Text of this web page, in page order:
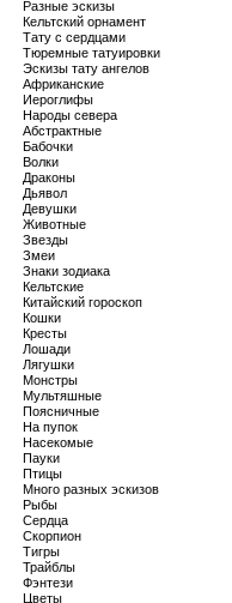
Разные эскизы
Кельтский орнамент
Тату с сердцами
Тюремные татуировки
Эскизы тату ангелов
Африканские
Иероглифы
Народы севера
Абстрактные
Бабочки
Волки
Драконы
Дьявол
Девушки
Животные
Звезды
Змеи
Знаки зодиака
Кельтские
Китайский гороскоп
Кошки
Кресты
Лошади
Лягушки
Монстры
Мультяшные
Поясничные
На пупок
Насекомые
Пауки
Птицы
Много разных эскизов
Рыбы
Сердца
Скорпион
Тигры
Трайблы
Фэнтези
Цветы